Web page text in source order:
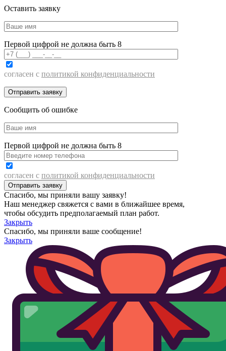
Оставить заявку
Первой цифрой не должна быть 8
согласен с политикой конфиденциальности
Сообщить об ошибке
Первой цифрой не должна быть 8
согласен с политикой конфиденциальности
Спасибо, мы приняли вашу заявку!
Наш менеджер свяжется с вами в ближайшее время,
чтобы обсудить предполагаемый план работ.
Закрыть
Спасибо, мы приняли ваше сообщение!
Закрыть